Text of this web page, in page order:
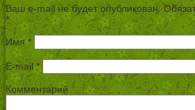
Ваш e-mail не будет опубликован.
*
Имя *
E-mail*
Комментарий